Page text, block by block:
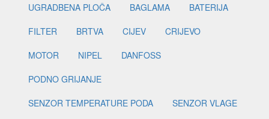
UGRADBENA PLOČA
BAGLAMA
BATERIJA
FILTER
BRTVA CIJEV
CRIJEVO
MOTOR
NIPEL
DANFOSS
PODNO GRIJANJE
SENZOR TEMPERATURE PODA
SENZOR VLAGE